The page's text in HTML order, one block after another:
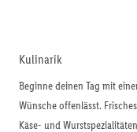
Kulinarik
Beginne deinen Tag mit
Wünsche offenlässt.
Käse- und